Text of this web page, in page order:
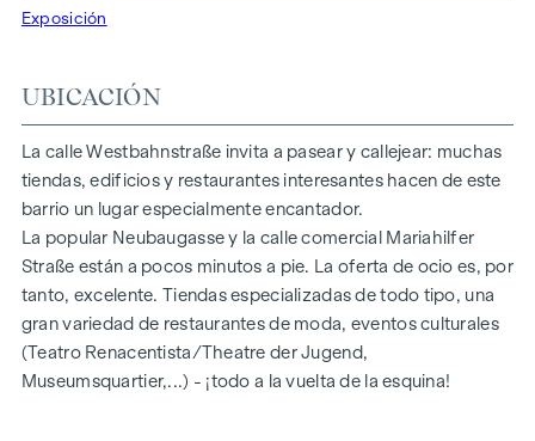
Las obras de renovación o las adaptaciones personalizadas
este.
Condiciones
Alquiler total: 4.368,29 EUR (incluidos gastos de comunidad
y el 20 % de IVA)
Los gastos de electricidad y calefacción no están incluidos.
Fianza: de 3 a 6 BMM (dependiendo de la solvencia)
Comisión: 3 meses de alquiler
Exposición
UBICACIÓN
La calle Westbahnstraße invita a pasear y callejear: muchas
tiendas, edificios y restaurantes interesantes hacen de este
barrio un lugar especialmente encantador.
La popular Neubaugasse y la calle comercial Mariahilfer
Straße están a pocos minutos a pie. La oferta de ocio es, por
tanto, excelente. Tiendas especializadas de todo tipo, una
gran variedad de restaurantes de moda, eventos culturales
(Teatro Renacentista/Theatre der Jugend,
Museumsquartier,...) - ¡todo a la vuelta de la esquina!